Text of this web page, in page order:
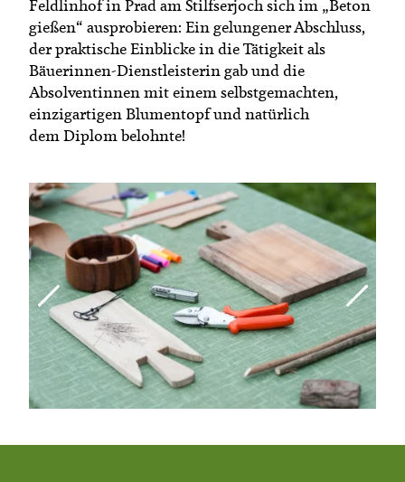
Feldlinhof in Prad am Stilfserjoch sich im „Beton
gießen“ ausprobieren: Ein gelungener Abschluss,
der praktische Einblicke in die Tätigkeit als
Bäuerinnen-Dienstleisterin gab und die
Absolventinnen mit einem selbstgemachten,
einzigartigen Blumentopf und natürlich
dem Diplom belohnte!